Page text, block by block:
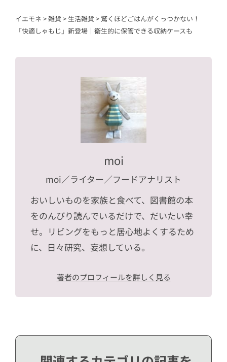
イエモネ >雑貨 > 生活雑貨 >驚くほどごはんがくっつかない！
「快適しゃもじ」新登場｜衛生的に保管できる収納ケースも
moi
moi／ライター／フードアナリスト
おいしいものを家族と食べて、図書館の本
をのんびり読んでいるだけで、だいたい幸
せ。リビングをもっと居心地よくするため
に、日々研究、妄想している。
著者のプロフィールを詳しく見る